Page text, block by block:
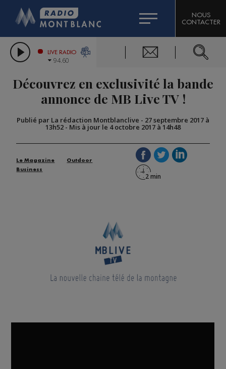
LES CHRONIQUES DE L'EXPERT
CITIZEN MACHINERY
GRAND MASSIF DOMAINES SKIABLES
BIGARD
COMPAGNIE DU MONT-BLANC
NOUS
CONTACTER
LIVE RADIO
94.60
Découvrez en exclusivité la bande
annonce de MB Live TV !
Publié par La rédaction Montblanclive - 27 septembre 2017 à
13h52 - Mis à jour le 4 octobre 2017 à 14h48
Le Magazine
Outdoor
Business